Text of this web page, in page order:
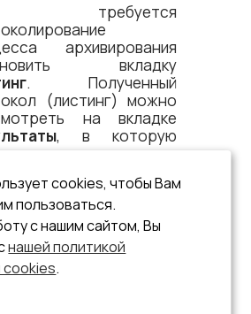
требуется
архивирования
вкладку
. Полученный
(листинг) можно
на вкладке
, в которую
кнопкуОК;
отказа от
БД нажать
Выход
cookies, чтобы Вам
пользоваться.
с нашим сайтом, Вы
нашей политикой
cookies.